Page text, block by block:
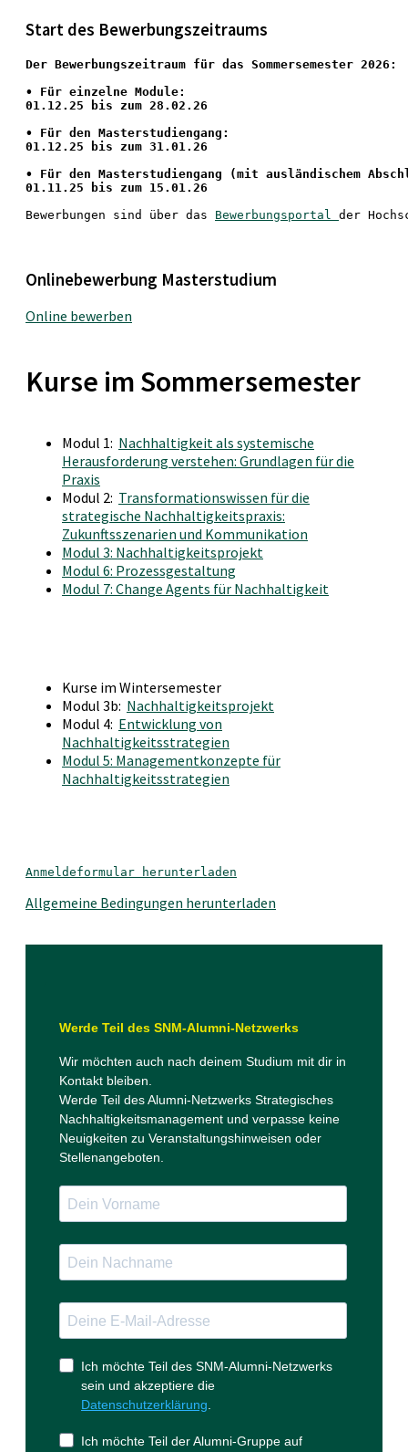
Start des Bewerbungszeitraums
Der Bewerbungszeitraum für das Sommersemester 2026:
• Für einzelne Module:
01.12.25 bis zum 28.02.26
• Für den Masterstudiengang:
01.12.25 bis zum 31.01.26
• Für den Masterstudiengang (mit ausländischem
01.11.25 bis zum 15.01.26
Bewerbungen sind über das Bewerbungsportal der
Onlinebewerbung Masterstudium
Online bewerben
Kurse im Sommersemester
Modul 1: Nachhaltigkeit als systemische
Herausforderung verstehen: Grundlagen für die
Praxis
Modul 2: Transformationswissen für die
strategische Nachhaltigkeitspraxis:
Zukunftsszenarien und Kommunikation
Modul 3: Nachhaltigkeitsprojekt
Modul 6: Prozessgestaltung
Modul 7: Change Agents für Nachhaltigkeit
Kurse im Wintersemester
Modul 3b: Nachhaltigkeitsprojekt
Modul 4: Entwicklung von
Nachhaltigkeitsstrategien
Modul 5: Managementkonzepte für
Nachhaltigkeitsstrategien
Anmeldeformular herunterladen
Allgemeine Bedingungen herunterladen